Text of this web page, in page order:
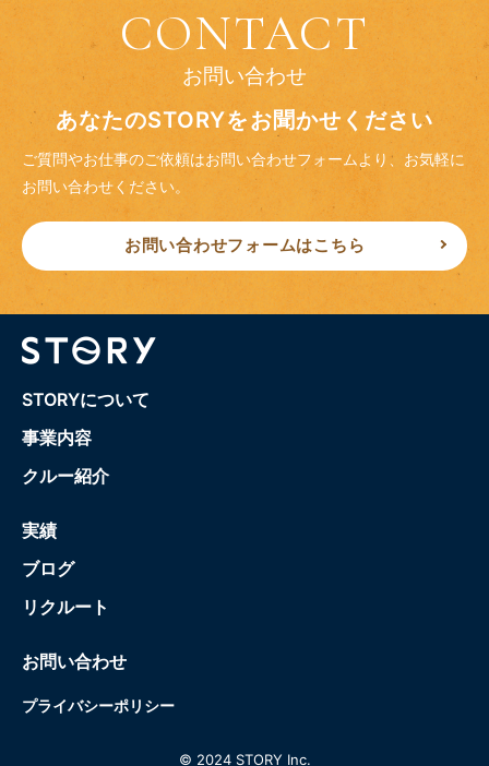
CONTACT
お問い合わせ
あなたのSTORYをお聞かせください
ご質問やお仕事のご依頼はお問い合わせフォームより、 お気軽に
お問い合わせください。
お問い合わせフォームはこちら
STORYについて
事業内容
クルー紹介
実績
ブログ
リクルート
お問い合わせ
プライバシーポリシー
© 2024 STORY Inc.